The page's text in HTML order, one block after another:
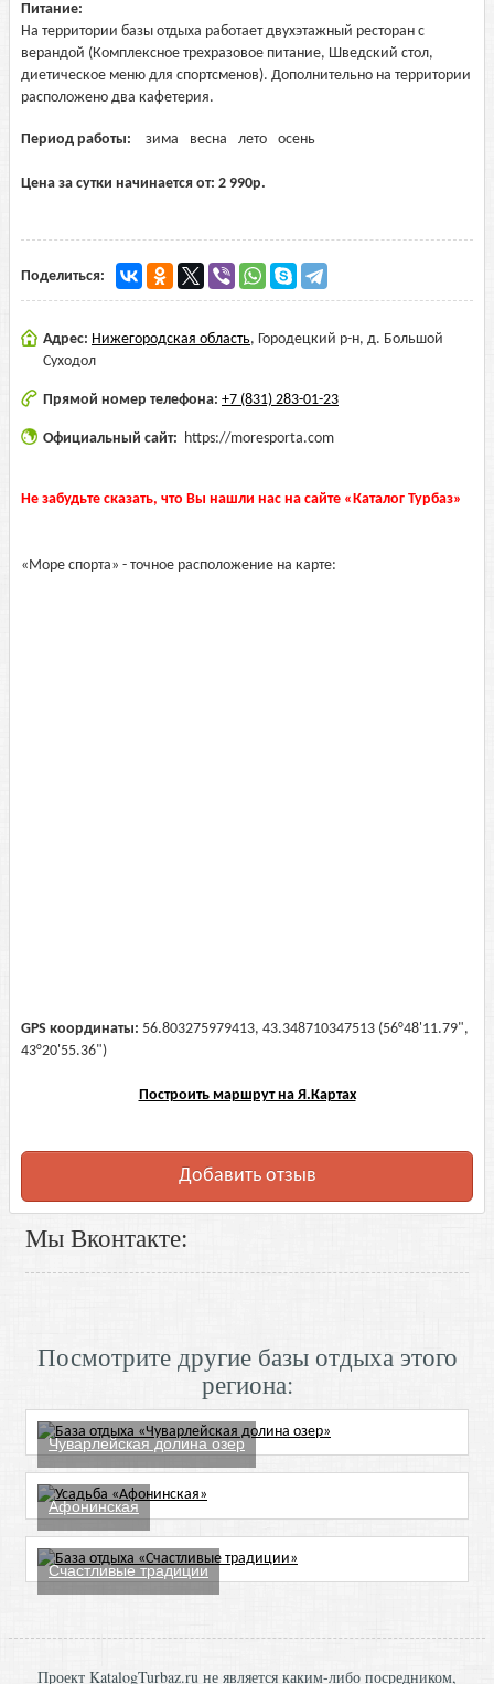
Питание:
На территории базы отдыха работает двухэтажный ресторан с
верандой (Комплексное трехразовое питание, Шведский стол,
диетическое меню для спортсменов). Дополнительно на территории
расположено два кафетерия.
Период работы: зима весна лето осень
Цена за сутки начинается от: 2 990р.
Поделиться:
Адрес: Нижегородская область, Городецкий р-н, д. Большой
Суходол
Прямой номер телефона: +7 (831) 283-01-23
Официальный сайт: https://moresporta.com
Не забудьте сказать, что Вы нашли нас на сайте «Каталог Турбаз»
«Море спорта» - точное расположение на карте:
GPS координаты: 56.803275979413, 43.348710347513 (56°48'11.79",
43°20'55.36")
Построить маршрут на Я.Картах
Добавить отзыв
Мы Вконтакте:
Посмотрите другие базы отдыха этого
региона:
Чуварлейская долина озер
Афонинская
Счастливые традиции
Проект KatalogTurbaz.ru не является каким-либо посредником,